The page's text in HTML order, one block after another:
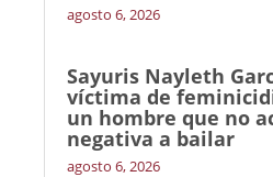
agosto 6, 2026
Sayuris Nayleth
víctima de
un hombre que no
negativa a bailar
agosto 6, 2026